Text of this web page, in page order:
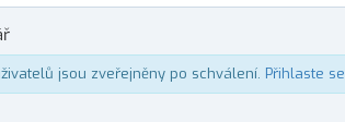
jsou zveřejněny po schválení. Přihlaste se